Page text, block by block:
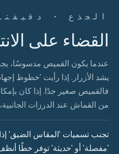
الجذع ·
القضاء على
عندما يكون القميص مدسوسًا،
يشد الأزرار. إذا رأيت 'خطوط
فالقميص صغير جدًا. إذا كان
من القماش عند الدرزات
تجنب تسميات 'المقاس الضيق'
'مفصلة' أو 'حديثة' توفر خطًا